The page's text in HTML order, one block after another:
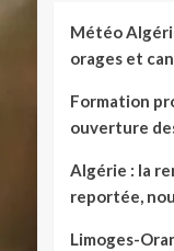
Météo
orages et
Formation
ouverture
Algérie : la
reportée,
Limoges-